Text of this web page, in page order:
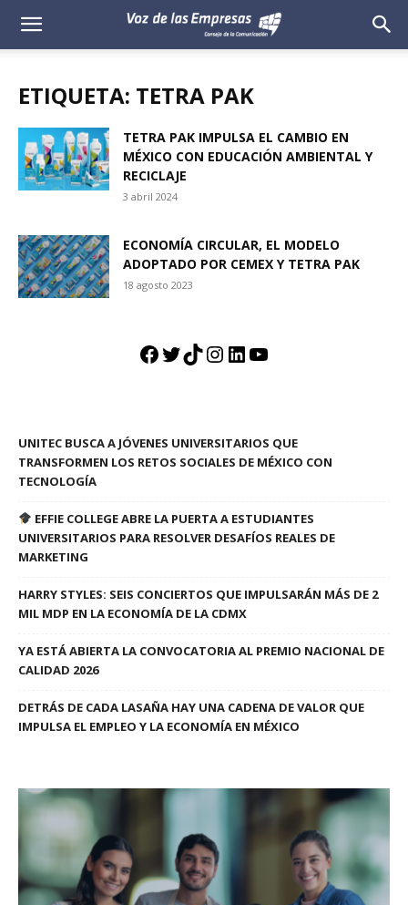
Voz
Empresas
ETIQUETA: TETRA PAK
TETRA PAK IMPULSA EL CAMBIO EN
MÉXICO CON EDUCACIÓN AMBIENTAL Y
RECICLAJE
3 abril 2024
ECONOMÍA CIRCULAR, EL MODELO
ADOPTADO POR CEMEX Y TETRA PAK
18 agosto 2023
Facebook
Twitter
TikTok
Instagram
LinkedIn
YouTube
UNITEC BUSCA A JÓVENES UNIVERSITARIOS QUE
TRANSFORMEN LOS RETOS SOCIALES DE MÉXICO CON
TECNOLOGÍA
EFFIE COLLEGE ABRE LA PUERTA A ESTUDIANTES
UNIVERSITARIOS PARA RESOLVER DESAFÍOS REALES DE
MARKETING
HARRY STYLES: SEIS CONCIERTOS QUE IMPULSARÁN MÁS DE 2
MIL MDP EN LA ECONOMÍA DE LA CDMX
YA ESTÁ ABIERTA LA CONVOCATORIA AL PREMIO NACIONAL DE
CALIDAD 2026
DETRÁS DE CADA LASAÑA HAY UNA CADENA DE VALOR QUE
IMPULSA EL EMPLEO Y LA ECONOMÍA EN MÉXICO